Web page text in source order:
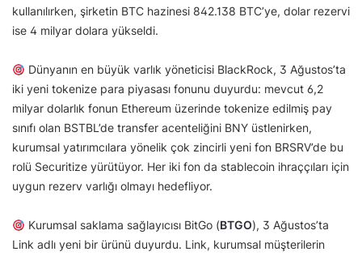
kullanılırken, şirketin BTC hazinesi 842.138 BTC’ye, dolar rezervi
ise 4 milyar dolara yükseldi.
Dünyanın en büyük varlık yöneticisi BlackRock, 3 Ağustos’ta
iki yeni tokenize para piyasası fonunu duyurdu: mevcut 6,2
milyar dolarlık fonun Ethereum üzerinde tokenize edilmiş pay
sınıfı olan BSTBL’de transfer acenteliğini BNY üstlenirken,
kurumsal yatırımcılara yönelik çok zincirli yeni fon BRSRV’de bu
rolü Securitize yürütüyor. Her iki fon da stablecoin ihraççıları için
uygun rezerv varlığı olmayı hedefliyor.
Kurumsal saklama sağlayıcısı BitGo (BTGO), 3 Ağustos’ta
Link adlı yeni bir ürünü duyurdu. Link, kurumsal müşterilerin